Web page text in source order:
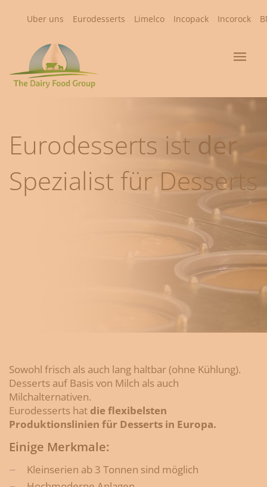
Uber uns Eurodesserts Limelco Incopack Incorock
Eurodesserts ist der
Spezialist für Desserts
Sowohl frisch als auch lang haltbar (ohne Kühlung).
Desserts auf Basis von Milch als auch
Milchalternativen.
Eurodesserts hat die flexibelsten
Produktionslinien für Desserts in Europa.
Einige Merkmale:
Kleinserien ab 3 Tonnen sind möglich